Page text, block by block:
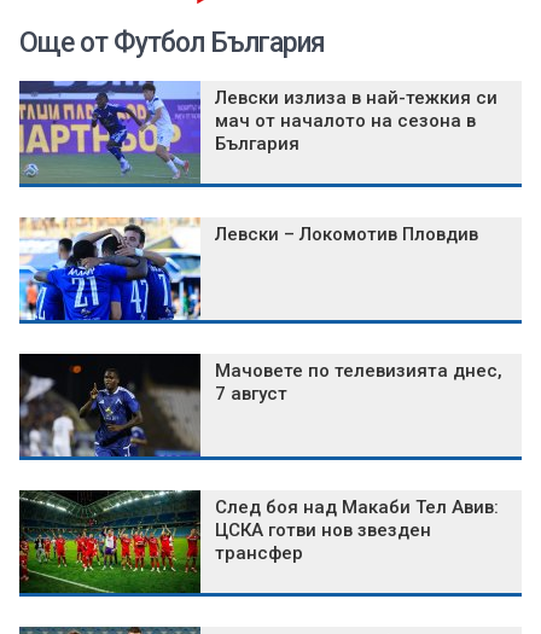
Още от Футбол България
Левски излиза в най-тежкия си
мач от началото на сезона в
България
Левски – Локомотив Пловдив
Мачовете по телевизията днес,
7 август
След боя над Макаби Тел Авив:
ЦСКА готви нов звезден
трансфер